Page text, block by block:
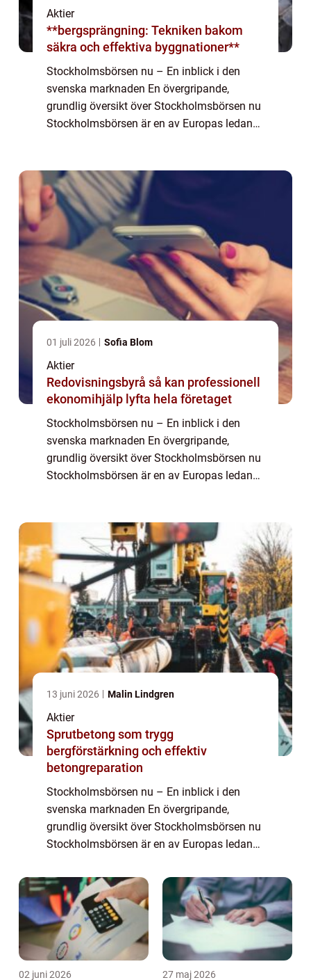
Aktier
**bergsprängning: Tekniken bakom
säkra och effektiva byggnationer**
Stockholmsbörsen nu – En inblick i den
svenska marknaden En övergripande,
grundlig översikt över Stockholmsbörsen nu
Stockholmsbörsen är en av Europas ledande
01 juli 2026 Sofia Blom
Aktier
Redovisningsbyrå så kan professionell
ekonomihjälp lyfta hela företaget
Stockholmsbörsen nu – En inblick i den
svenska marknaden En övergripande,
grundlig översikt över Stockholmsbörsen nu
Stockholmsbörsen är en av Europas ledande
13 juni 2026 Malin Lindgren
Aktier
Sprutbetong som trygg
bergförstärkning och effektiv
betongreparation
Stockholmsbörsen nu – En inblick i den
svenska marknaden En övergripande,
grundlig översikt över Stockholmsbörsen nu
Stockholmsbörsen är en av Europas ledande
mötesplats för företag, investerare och pri...
02 juni 2026 27 maj 2026